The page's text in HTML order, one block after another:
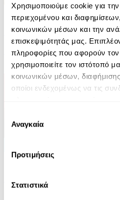
Χρησιμοποιούμε cookie για
περιεχομένου και
κοινωνικών μέσων και την
επισκεψιμότητάς μας.
πληροφορίες που αφορούν
χρησιμοποιείτε τον ιστότοπό
κοινωνικών μέσων,
οποίοι ενδεχομένως να τις
των υπηρεσιών τους.
συγκατάθεσης
Αναγκαία
Προτιμήσεις
Στατιστικά
eBook
Η απαγωγή της Τασούλας
Τάσος Κοντογιαννίδης
9.99€
eBook
Από ήλιο σε ήλιο: